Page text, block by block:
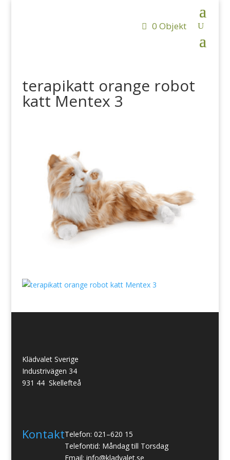
0 Objekt
terapikatt orange robot
katt Mentex 3
Klädvalet Sverige
Industrivägen 34
931 44 Skellefteå
KontaktTelefon: 021–620 15
Telefontid: Måndag till Torsdag
Email: info@kladvalet.se